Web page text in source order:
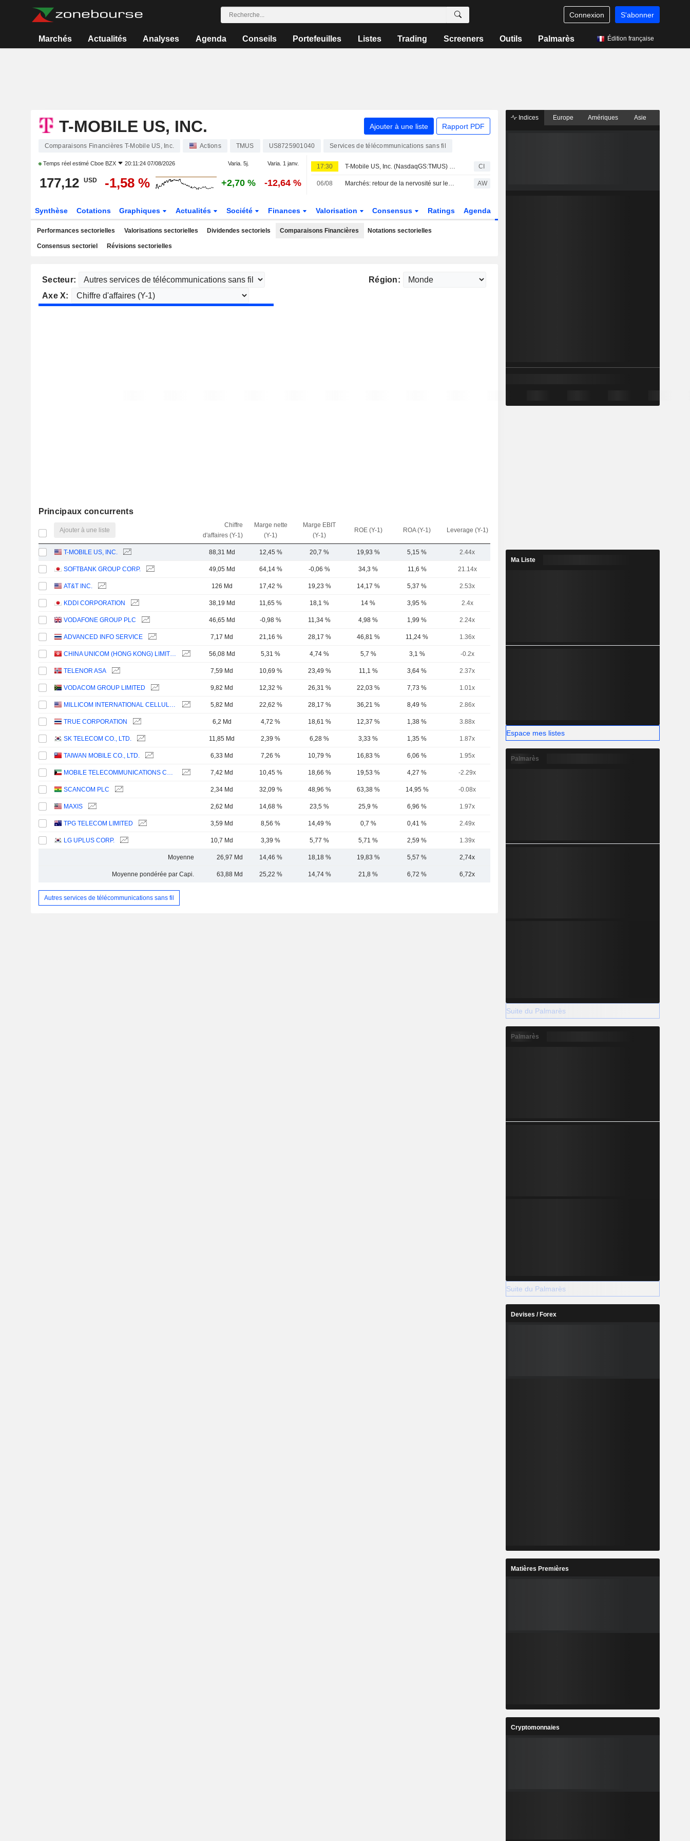
Connexion S'abonner
Marchés Actualités Analyses Agenda Conseils Portefeuilles Listes Trading Screeners Outils Palmarès Édition française
T-MOBILE US, INC. Ajouter à une liste Rapport PDF
Comparaisons Financières T-Mobile US, Inc. Actions TMUS US8725901040 Services de télécommunications sans fil
Temps réel estimé Cboe BZX 20:11:24 07/08/2026 Varia. 5j. Varia. 1 janv.
177,12 USD -1,58 % +2,70 % -12,64 %
17:30 T-Mobile US, Inc. (NasdaqGS:TMUS) acquiert certaines licences de spectre sans fil 600 MHz auprès d'Array Digital Infrastructure, Inc. (NYSE:AD) pour 86,4 millions de dollars. CI
06/08 Marchés: retour de la nervosité sur le Moyen-Orient, records en Europe AW
Synthèse Cotations Graphiques Actualités Société Finances Valorisation Consensus Ratings Agenda
Performances sectorielles Valorisations sectorielles Dividendes sectoriels Comparaisons Financières Notations sectorielles
Consensus sectoriel Révisions sectorielles
Secteur:
Région:
Axe X:
Principaux concurrents
Ajouter à une liste
Chiffre
d'affaires (Y-1)
Marge nette
(Y-1)
Marge EBIT
(Y-1)
ROE (Y-1) ROA (Y-1) Leverage (Y-1)
T-MOBILE US, INC. 88,31 Md 12,45 % 20,7 % 19,93 % 5,15 % 2.44x
SOFTBANK GROUP CORP. 49,05 Md 64,14 % -0,06 % 34,3 % 11,6 % 21.14x
AT&T INC. 126 Md 17,42 % 19,23 % 14,17 % 5,37 % 2.53x
KDDI CORPORATION 38,19 Md 11,65 % 18,1 % 14 % 3,95 % 2.4x
VODAFONE GROUP PLC 46,65 Md -0,98 % 11,34 % 4,98 % 1,99 % 2.24x
ADVANCED INFO SERVICE 7,17 Md 21,16 % 28,17 % 46,81 % 11,24 % 1.36x
CHINA UNICOM (HONG KONG) LIMITED 56,08 Md 5,31 % 4,74 % 5,7 % 3,1 % -0.2x
TELENOR ASA 7,59 Md 10,69 % 23,49 % 11,1 % 3,64 % 2.37x
VODACOM GROUP LIMITED 9,82 Md 12,32 % 26,31 % 22,03 % 7,73 % 1.01x
MILLICOM INTERNATIONAL CELLULAR S.A. 5,82 Md 22,62 % 28,17 % 36,21 % 8,49 % 2.86x
TRUE CORPORATION 6,2 Md 4,72 % 18,61 % 12,37 % 1,38 % 3.88x
SK TELECOM CO., LTD. 11,85 Md 2,39 % 6,28 % 3,33 % 1,35 % 1.87x
TAIWAN MOBILE CO., LTD. 6,33 Md 7,26 % 10,79 % 16,83 % 6,06 % 1.95x
MOBILE TELECOMMUNICATIONS COMPANY K.S.C.P. 7,42 Md 10,45 % 18,66 % 19,53 % 4,27 % -2.29x
SCANCOM PLC 2,34 Md 32,09 % 48,96 % 63,38 % 14,95 % -0.08x
MAXIS 2,62 Md 14,68 % 23,5 % 25,9 % 6,96 % 1.97x
TPG TELECOM LIMITED 3,59 Md 8,56 % 14,49 % 0,7 % 0,41 % 2.49x
LG UPLUS CORP. 10,7 Md 3,39 % 5,77 % 5,71 % 2,59 % 1.39x
Moyenne 26,97 Md 14,46 % 18,18 % 19,83 % 5,57 % 2,74x
Moyenne pondérée par Capi. 63,88 Md 25,22 % 14,74 % 21,8 % 6,72 % 6,72x
Autres services de télécommunications sans fil
Indices Europe Amériques Asie
Ma Liste
Espace mes listes
Palmarès
Suite du Palmarès
Palmarès
Suite du Palmarès
Devises / Forex
Matières Premières
Cryptomonnaies